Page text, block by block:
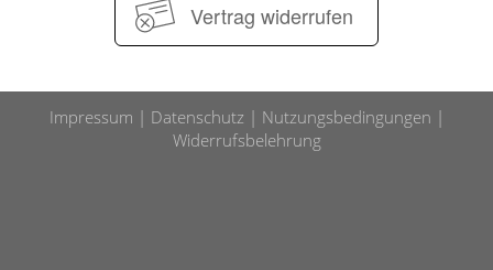
Vertrag widerrufen
Impressum Datenschutz
Nutzungsbedingungen
Widerrufsbelehrung